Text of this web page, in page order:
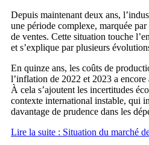
Depuis maintenant deux ans,
une période complexe, marquée
de ventes. Cette situation touche
et s’explique par plusieurs
En quinze ans, les coûts de
l’inflation de 2022 et 2023 a
À cela s’ajoutent les incertitudes
contexte international instable, qui
davantage de prudence dans les
Lire la suite : Situation du marché